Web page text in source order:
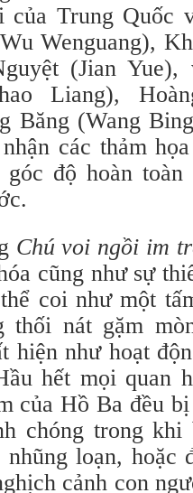
Trung Quốc
Wenguang),
(Jian
Liang),
Băng (Wang
các thảm
góc độ hoàn
Chú voi ngồi im
cũng như sự
coi như một
thối nát gặm
hiện như hoạt
hết mọi quan
của Hồ Ba đều
chóng trong
loạn, hoặc
cảnh con